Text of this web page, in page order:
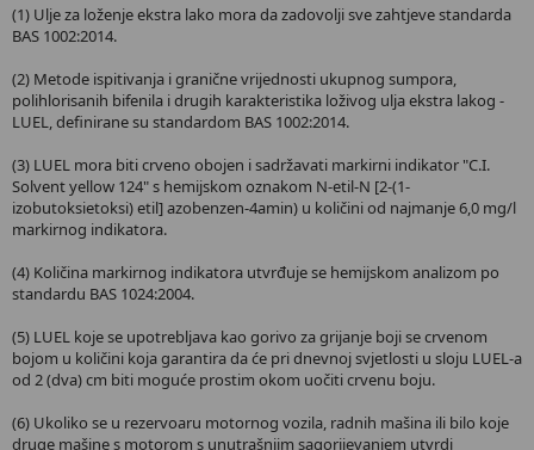
(1) Ulje za loženje ekstra lako mora da zadovolji sve zahtjeve standarda
BAS 1002:2014.
(2) Metode ispitivanja i granične vrijednosti ukupnog sumpora,
polihlorisanih bifenila i drugih karakteristika loživog ulja ekstra lakog -
LUEL, definirane su standardom BAS 1002:2014.
(3) LUEL mora biti crveno obojen i sadržavati markirni indikator "C.I.
Solvent yellow 124" s hemijskom oznakom N-etil-N [2-(1-
izobutoksietoksi) etil] azobenzen-4amin) u količini od najmanje 6,0 mg/l
markirnog indikatora.
(4) Količina markirnog indikatora utvrđuje se hemijskom analizom po
standardu BAS 1024:2004.
(5) LUEL koje se upotrebljava kao gorivo za grijanje boji se crvenom
bojom u količini koja garantira da će pri dnevnoj svjetlosti u sloju LUEL-a
od 2 (dva) cm biti moguće prostim okom uočiti crvenu boju.
(6) Ukoliko se u rezervoaru motornog vozila, radnih mašina ili bilo koje
druge mašine s motorom s unutrašnjim sagorijevanjem utvrdi